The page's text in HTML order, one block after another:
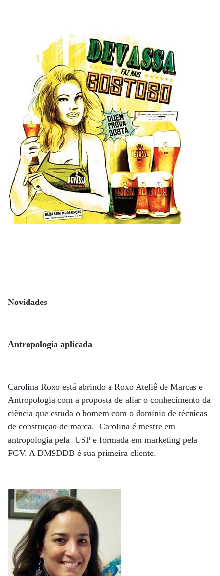
Novidades
Antropologia aplicada
Carolina Roxo está abrindo a Roxo Ateliê de Marcas e
Antropologia com a proposta de aliar o conhecimento da
ciência que estuda o homem com o domínio de técnicas
de construção de marca. Carolina é mestre em
antropologia pela USP e formada em marketing pela
FGV. A DM9DDB é sua primeira cliente.